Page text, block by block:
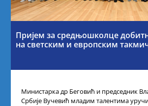
Пријем за средњошколце
на светским и европским
Министарка др Беговић и председник
Србије Вучевић младим талентима